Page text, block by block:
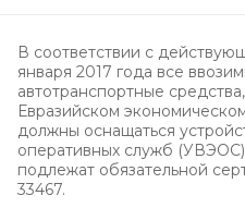
В соответствии с
января 2017 года все
автотранспортные
Евразийском
должны оснащаться
оперативных служб
подлежат обязательной
33467.